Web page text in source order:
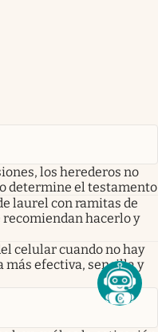
los herederos no
determine el testamento
laurel con ramitas de
recomiendan hacerlo y
celular cuando no hay
más efectiva, sencilla y